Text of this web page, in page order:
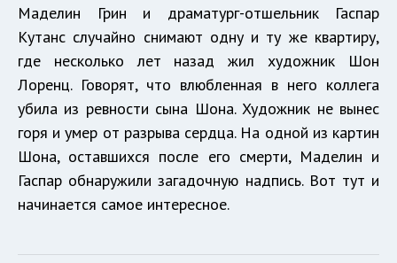
Маделин Грин и драматург-отшельник Гаспар
Кутанс случайно снимают одну и ту же квартиру,
где несколько лет назад жил художник Шон
Лоренц. Говорят, что влюбленная в него коллега
убила из ревности сына Шона. Художник не вынес
горя и умер от разрыва сердца. На одной из картин
Шона, оставшихся после его смерти, Маделин и
Гаспар обнаружили загадочную надпись. Вот тут и
начинается самое интересное.